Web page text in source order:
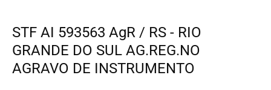
STF AI 593563 AgR / RS - RIO
GRANDE DO SUL AG.REG.NO
AGRAVO DE INSTRUMENTO